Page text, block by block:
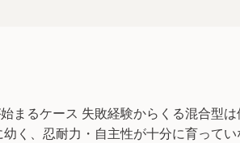
まるケース 失敗経験からくる混合型
く、忍耐力・自主性が十分に育って